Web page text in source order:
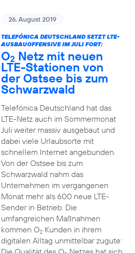
26. August 2019
TELEFÓNICA DEUTSCHLAND SETZT LTE-
AUSBAUOFFENSIVE IM JULI FORT:
O2 Netz mit neuen
LTE-Stationen von
der Ostsee bis zum
Schwarzwald
Telefónica Deutschland hat das
LTE-Netz auch im Sommermonat
Juli weiter massiv ausgebaut und
dabei viele Urlaubsorte mit
schnellem Internet angebunden.
Von der Ostsee bis zum
Schwarzwald nahm das
Unternehmen im vergangenen
Monat mehr als 600 neue LTE-
Sender in Betrieb. Die
umfangreichen Maßnahmen
kommen O2Kunden in ihrem
digitalen Alltag unmittelbar zugute: